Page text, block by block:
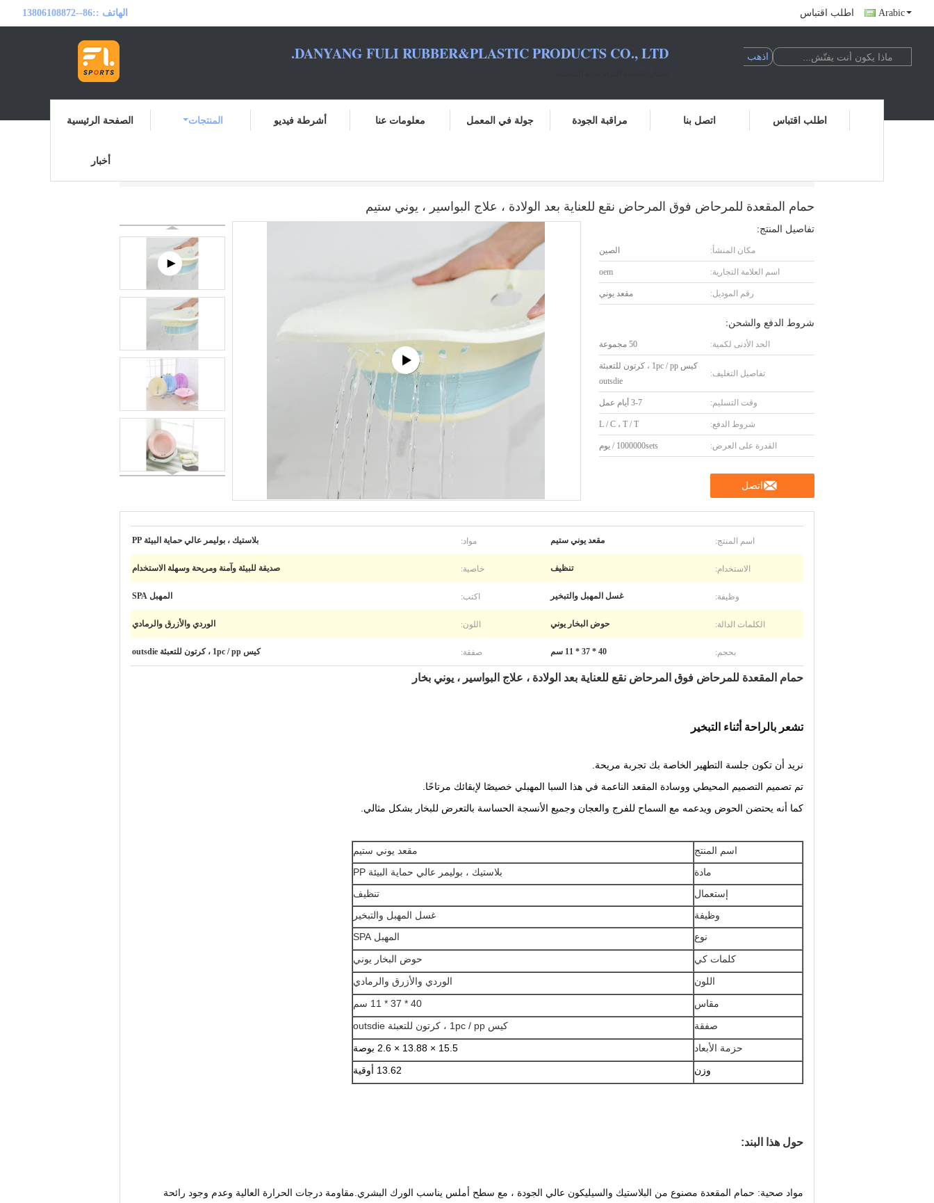
الهاتف ::86--13806108872 اطلب اقتباس Arabic
DANYANG FULI RUBBER&PLASTIC PRODUCTS CO., LTD.
الصفحة الرئيسية المنتجات أشرطة فيديو معلومات عنا جولة في المعمل مراقبة الجودة اتصل بنا اطلب اقتباس
أخبار
حمام المقعدة للمرحاض فوق المرحاض نقع للعناية بعد الولادة ، علاج البواسير ، يوني ستيم
تفاصيل المنتج:
مكان المنشأ: الصين
اسم العلامة التجارية: oem
رقم الموديل: مقعد يوني
شروط الدفع والشحن:
الحد الأدنى لكمية: 50 مجموعة
تفاصيل التغليف:
كيس 1pc / pp ، كرتون للتعبئة
outsdie
وقت التسليم: 3-7 أيام عمل
شروط الدفع: L / C ، T / T
القدرة على العرض: 1000000sets / يوم
اتصل
اسم المنتج: مقعد يوني ستيم مواد: بلاستيك ، بوليمر عالي حماية البيئة PP
الاستخدام: تنظيف خاصية: صديقة للبيئة وآمنة ومريحة وسهلة الاستخدام
وظيفة: غسل المهبل والتبخير اكتب: المهبل SPA
الكلمات الدالة: حوض البخار يوني اللون: الوردي والأزرق والرمادي
بحجم: 40 * 37 * 11 سم صفقة: كيس 1pc / pp ، كرتون للتعبئة outsdie
حمام المقعدة للمرحاض فوق المرحاض نقع للعناية بعد الولادة ، علاج البواسير ، يوني بخار
تشعر بالراحة أثناء التبخير
نريد أن تكون جلسة التطهير الخاصة بك تجربة مريحة.
تم تصميم التصميم المحيطي ووسادة المقعد الناعمة في هذا السبا المهبلي خصيصًا لإبقائك مرتاحًا.
كما أنه يحتضن الحوض ويدعمه مع السماح للفرج والعجان وجميع الأنسجة الحساسة بالتعرض للبخار بشكل مثالي.
اسم المنتج
مقعد يوني ستيم
مادة
بلاستيك ، بوليمر عالي حماية البيئة PP
إستعمال
تنظيف
وظيفة
غسل المهبل والتبخير
نوع
المهبل SPA
كلمات كي
حوض البخار يوني
اللون
الوردي والأزرق والرمادي
مقاس
40 * 37 * 11 سم
صفقة
كيس 1pc / pp ، كرتون للتعبئة outsdie
حزمة الأبعاد
15.5 × 13.88 × 2.6 بوصة
وزن
13.62 أوقية
حول هذا البند:
مواد صحية: حمام المقعدة مصنوع من البلاستيك والسيليكون عالي الجودة ، مع سطح أملس يناسب الورك البشري.مقاومة درجات الحرارة العالية وعدم وجود رائحة